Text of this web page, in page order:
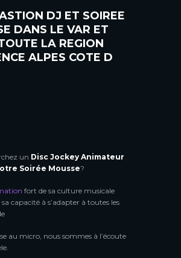
DJ ET SOIREE
DANS LE VAR ET
LA REGION
ALPES COTE D
un Disc Jockey Animateur
Soirée Mousse?
fort de sa culture musicale
capacité à s’adapter à toutes les
au micro, nous sommes à l’écoute